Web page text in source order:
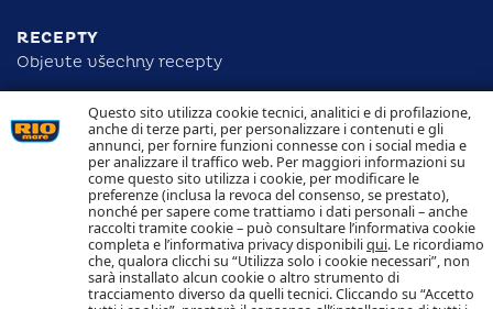
Questo sito utilizza cookie tecnici, analitici e di profilazione,
anche di terze parti, per personalizzare i contenuti e gli
annunci, per fornire funzioni connesse con i social media e
per analizzare il traffico web. Per maggiori informazioni su
come questo sito utilizza i cookie, per modificare le
preferenze (inclusa la revoca del consenso, se prestato),
nonché per sapere come trattiamo i dati personali – anche
raccolti tramite cookie – può consultare l’informativa cookie
completa e l’informativa privacy disponibiliqui. Le ricordiamo
che, qualora clicchi su “Utilizza solo i cookie necessari”, non
sarà installato alcun cookie o altro strumento di
tracciamento diverso da quelli tecnici. Cliccando su “Accetto
RECEPTY
Objevte všechny recepty
ODPOVĚDNOST
DOHLEDATELNOST
KONTAKTUJTE NÁS
NAKLÁDÁNÍ S COOKIES
OCHRANA OSOBNÍCH ÚDAJŮ
Sledujte nás